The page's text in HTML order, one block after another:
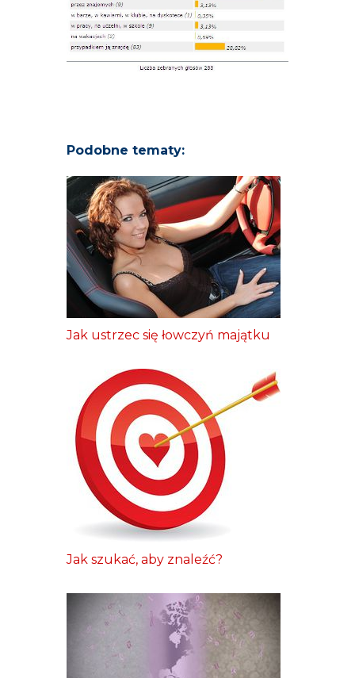
Podobne tematy:
Jak ustrzec się łowczyń majątku
Jak szukać, aby znaleźć?